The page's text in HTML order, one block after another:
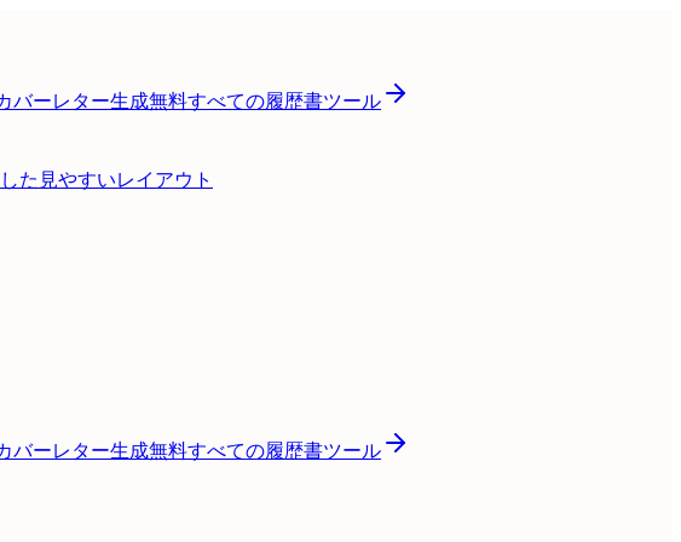
バーレター生成無料すべての履歴書ツール
た見やすいレイアウト
バーレター生成無料すべての履歴書ツール